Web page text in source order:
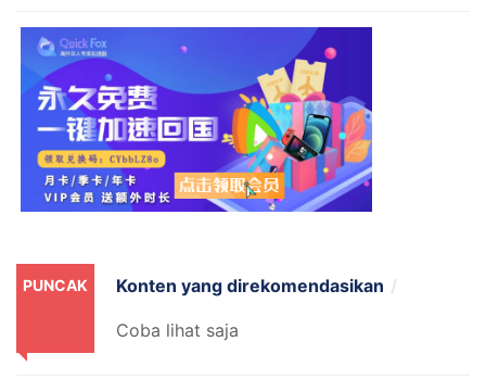
PUNCAK Konten yang direkomendasikan
Coba lihat saja